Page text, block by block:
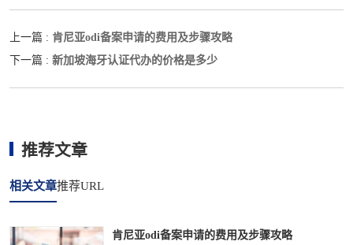
上一篇 : 肯尼亚odi备案申请的费用及步骤攻略
下一篇 : 新加坡海牙认证代办的价格是多少
推荐文章
相关文章推荐URL
肯尼亚odi备案申请的费用及步骤攻略